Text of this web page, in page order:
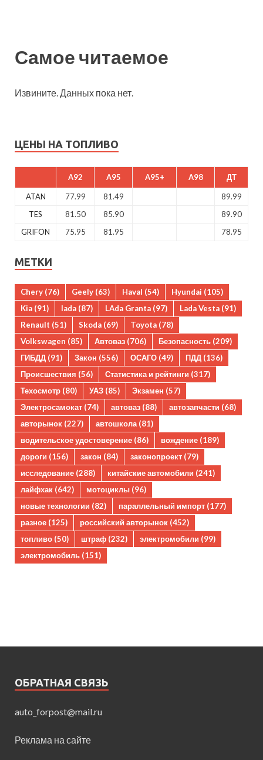
Самое читаемое
Извините. Данных пока нет.
ЦЕНЫ НА ТОПЛИВО
A92 A95 A95+ A98 ДТ
ATAN 77.99 81.49
89.99
TES
81.50 85.90
89.90
GRIFON
75.95 81.95 78.95
МЕТКИ
Chery (76) Geely (63) Haval (54) Hyundai (105)
Kia (91) lada (87) LAda Granta (97) Lada Vesta (91)
Renault (51) Skoda (69) Toyota (78)
Volkswagen (85) Автоваз (706) Безопасность (209)
ГИБДД (91) Закон (556) ОСАГО (49) ПДД (136)
Происшествия (56) Статистика и рейтинги (317)
Техосмотр (80) УАЗ (85) Экзамен (57)
Электросамокат (74) автоваз (88) автозапчасти (68)
авторынок (227) автошкола(81)
водительское удостоверение (86) вождение (189)
дороги (156) закон (84) законопроект (79)
исследование (288) китайские автомобили (241)
лайфхак (642) мотоциклы (96)
новые технологии (82) параллельный импорт (177)
разное (125) российский авторынок (452)
топливо (50) штраф (232) электромобили (99)
электромобиль (151)
ОБРАТНАЯ СВЯЗЬ
auto_forpost@mail.ru
Реклама на сайте